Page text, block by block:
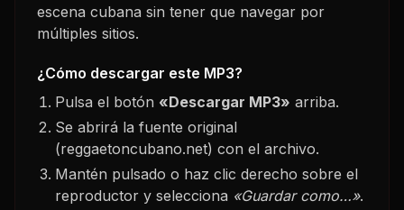
escena cubana sin tener que navegar por
múltiples sitios.
¿Cómo descargar este MP3?
Pulsa el botón «Descargar MP3» arriba.
Se abrirá la fuente original
(reggaetoncubano.net) con el archivo.
Mantén pulsado o haz clic derecho sobre el
reproductor y selecciona «Guardar como…».